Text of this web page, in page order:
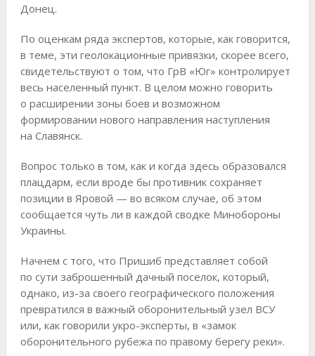
Донец.
По оценкам ряда экспертов, которые, как говорится,
в теме, эти геолокационные привязки, скорее всего,
свидетельствуют о том, что ГрВ «Юг» контролирует
весь населенный пункт. В целом можно говорить
о расширении зоны боев и возможном
формировании нового направления наступления
на Славянск.
Вопрос только в том, как и когда здесь образовался
плацдарм, если вроде бы противник сохраняет
позиции в Яровой — во всяком случае, об этом
сообщается чуть ли в каждой сводке Минобороны
Украины.
Начнем с того, что Пришиб представляет собой
по сути заброшенный дачный поселок, который,
однако, из-за своего географического положения
превратился в важный оборонительный узел ВСУ
или, как говорили укро-эксперты, в «замок
оборонительного рубежа по правому берегу реки».